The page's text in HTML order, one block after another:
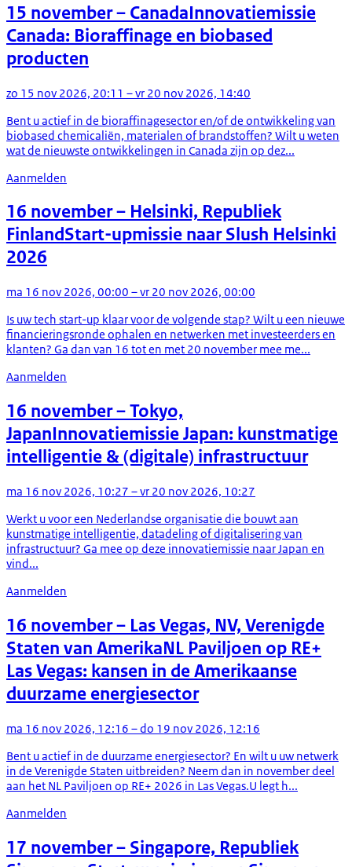
15 november– CanadaInnovatiemissie
Canada: Bioraffinage en biobased
producten
zo 15 nov 2026, 20:11 – vr 20 nov 2026, 14:40
Bent u actief in de bioraffinagesector en/of de ontwikkeling van
biobased chemicaliën, materialen of brandstoffen? Wilt u weten
wat de nieuwste ontwikkelingen in Canada zijn op dez...
Aanmelden
16 november– Helsinki, Republiek
FinlandStart-upmissie naar Slush Helsinki
2026
ma 16 nov 2026, 00:00 – vr 20 nov 2026, 00:00
Is uw tech start-up klaar voor de volgende stap? Wilt u een nieuwe
financieringsronde ophalen en netwerken met investeerders en
klanten? Ga dan van 16 tot en met 20 november mee me...
Aanmelden
16 november– Tokyo,
JapanInnovatiemissie Japan: kunstmatige
intelligentie & (digitale) infrastructuur
ma 16 nov 2026, 10:27 – vr 20 nov 2026, 10:27
Werkt u voor een Nederlandse organisatie die bouwt aan
kunstmatige intelligentie, datadeling of digitalisering van
infrastructuur? Ga mee op deze innovatiemissie naar Japan en
vind...
Aanmelden
16 november– Las Vegas, NV, Verenigde
Staten van AmerikaNL Paviljoen op RE+
Las Vegas: kansen in de Amerikaanse
duurzame energiesector
ma 16 nov 2026, 12:16 – do 19 nov 2026, 12:16
Bent u actief in de duurzame energiesector? En wilt u uw netwerk
in de Verenigde Staten uitbreiden? Neem dan in november deel
aan het NL Paviljoen op RE+ 2026 in Las Vegas.U legt h...
Aanmelden
17 november– Singapore, Republiek